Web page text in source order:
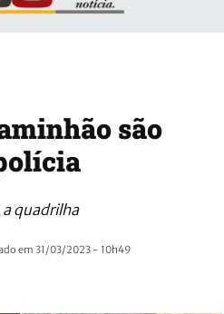
são
a quadrilha
em 31/03/2023 - 10h49